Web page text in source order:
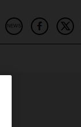
NEWS